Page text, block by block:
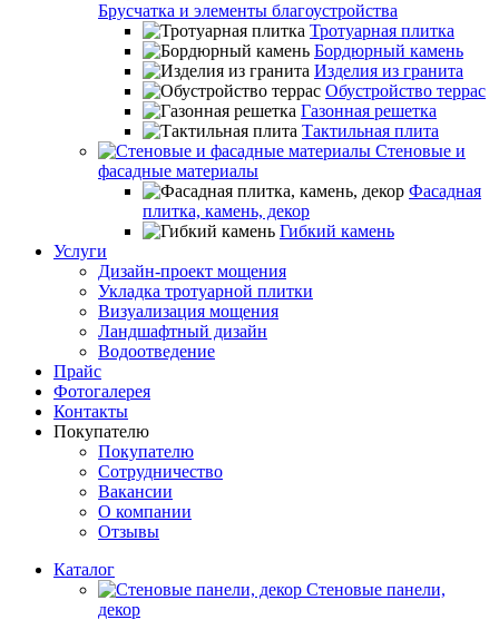
Брусчатка и элементы благоустройства
Тротуарная плитка
Бордюрный камень
Изделия из гранита
Обустройство террас
Газонная решетка
Тактильная плита
Стеновые и
фасадные материалы
Фасадная
плитка, камень, декор
Гибкий камень
Услуги
Дизайн-проект мощения
Укладка тротуарной плитки
Визуализация мощения
Ландшафтный дизайн
Водоотведение
Прайс
Фотогалерея
Контакты
Покупателю
Покупателю
Сотрудничество
Вакансии
О компании
Отзывы
Каталог
Стеновые панели,
декор